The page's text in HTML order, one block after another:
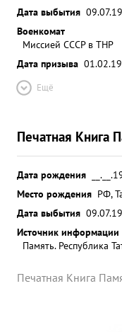
Дата выбытия
Военкомат
Миссией СССР в ТНР
Дата призыва
Ещё
Печатная Книга
Дата рождения
Место рождения РФ,
Дата выбытия
Источник информации
Память. Республика
Печатная Книга